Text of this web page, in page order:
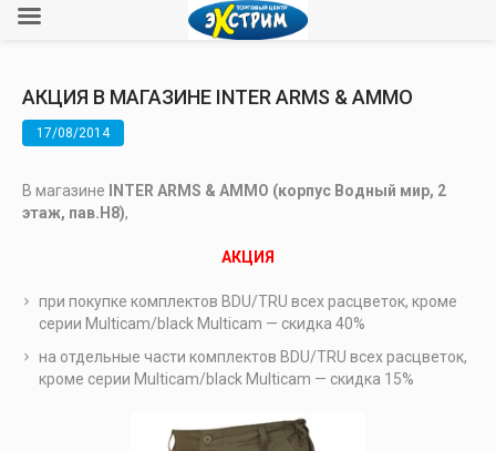
АКЦИЯ В МАГАЗИНЕ INTER ARMS & AMMO
17/08/2014
В магазине INTER ARMS & AMMO (корпус Водный мир, 2
этаж, пав.Н8),
АКЦИЯ
при покупке комплектов BDU/TRU всех расцветок, кроме
серии Multicam/black Multicam — скидка 40%
на отдельные части комплектов BDU/TRU всех расцветок,
кроме серии Multicam/black Multicam — скидка 15%